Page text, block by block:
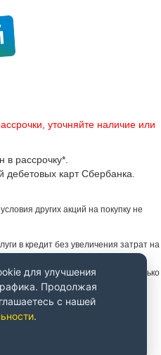
уточняйте наличие или
в рассрочку*.
дебетовых карт Сбербанка.
других акций на покупку не
в кредит без увеличения затрат на
Партнером Банка
затрат не происходит только
своих обязательств по
для улучшения
Продолжая
с нашей
.